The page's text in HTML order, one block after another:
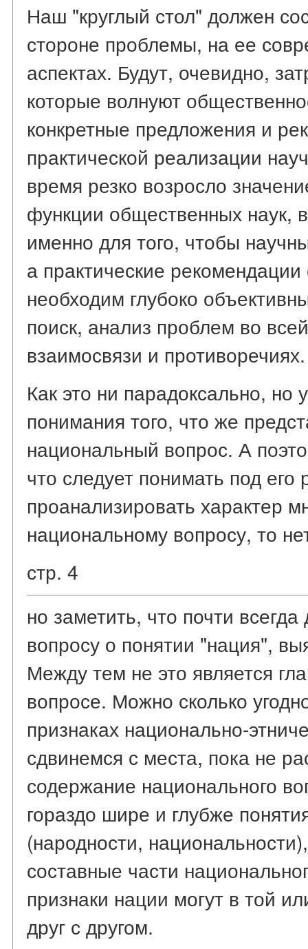
Наш "круглый стол" должен
стороне проблемы, на ее
аспектах. Будут, очевидно,
которые волнуют
конкретные предложения и
практической реализации
время резко возросло
функции общественных наук,
именно для того, чтобы
а практические
необходим глубоко
поиск, анализ проблем во
взаимосвязи и противоречиях.
Как это ни парадоксально, но
понимания того, что же
национальный вопрос. А
что следует понимать под
проанализировать характер
национальному вопросу, то
стр. 4
но заметить, что почти
вопросу о понятии "нация",
Между тем не это является
вопросе. Можно сколько
признаках национально-
сдвинемся с места, пока не
содержание национального
гораздо шире и глубже
(народности,
составные части
признаки нации могут в той
друг с другом.